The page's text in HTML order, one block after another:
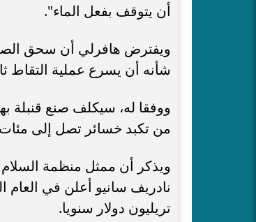
أن يتوقف بفعل الماء".
ويفترض هافرلي أن سحق
شأنه أن يسرع عملية التقاط
ووفقا له، سيكلف صنع قنبلة
من تكبد خسائر تصل إلى مئات
ويذكر أن ممثل منظمة
تريليون دولار سنويا.